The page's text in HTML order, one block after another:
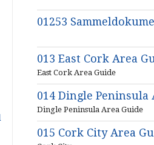
01253
013 East Cork Area
East Cork Area Guide
014 Dingle Peninsula
Dingle Peninsula Area Guide
015 Cork City Area